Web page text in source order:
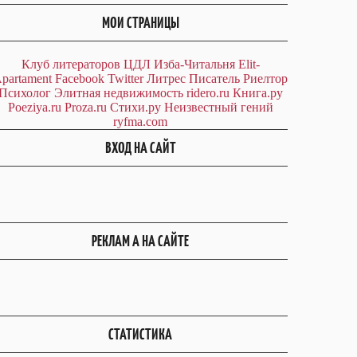
МОИ СТРАНИЦЫ
Клуб литераторов ЦДЛ Изба-Читальня Elit-
Facebook Twitter Литрес Писатель Риелтор
Элитная недвижимость ridero.ru Книга.ру
Poeziya.ru Proza.ru Стихи.ру Неизвестный гений
ryfma.com
ВХОД НА САЙТ
РЕКЛАМ А НА САЙТЕ
СТАТИСТИКА